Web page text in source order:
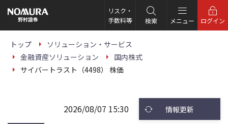
の
ー
リスク・
手数料等
検索 メニュー ログイン
トップ
ソリューション・サービス
金融資産ソリューション
国内株式
サイバートラスト（4498） 株価
2026/08/07 15:30 情報更新